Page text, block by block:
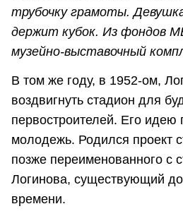
трубочку грамоты.
держит кубок. Из фондов
музейно-выставочный
В том же году, в 1952-ом,
воздвигнуть стадион для
первостроителей. Его
молодежь. Родился проект
позже переименованного с
Логинова, существующий
времени.